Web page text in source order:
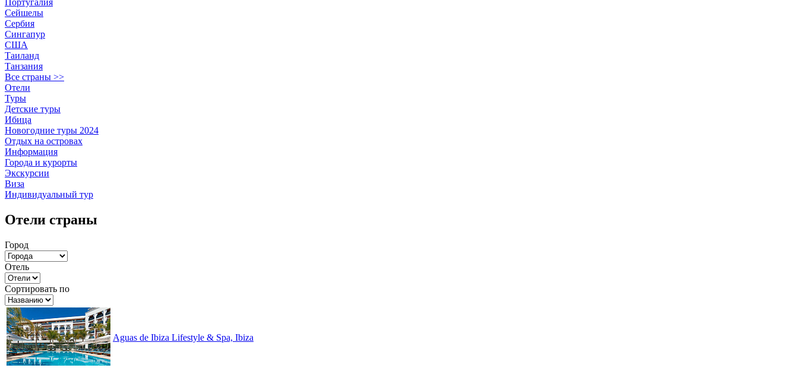
Португалия
Сейшелы
Сербия
Сингапур
США
Таиланд
Танзания
Все страны >>
Отели
Туры
Детские туры
Ибица
Новогодние туры 2024
Отдых на островах
Информация
Города и курорты
Экскурсии
Виза
Индивидуальный тур
Отели страны
Город
Отель
Сортировать по
Aguas de Ibiza Lifestyle & Spa, Ibiza